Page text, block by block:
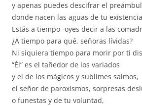
y apenas puedes descifrar el
donde nacen las aguas de tu
Estás a tiempo -oyes decir a las
¿A tiempo para qué, señoras lívidas?
Ni siquiera tiempo para morir por ti
“Él” es el tañedor de los variados
y el de los mágicos y sublimes salmos,
el señor de paroxismos, sorpresas
o funestas y de tu voluntad,